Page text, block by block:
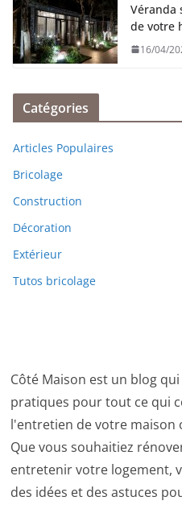
Véranda
de votre
16/04/
Catégories
Articles Populaires
Bricolage
Construction
Décoration
Extérieur
Tutos bricolage
Côté Maison est un blog
pratiques pour tout ce qui
l'entretien de votre maison
Que vous souhaitiez
entretenir votre logement,
des idées et des astuces